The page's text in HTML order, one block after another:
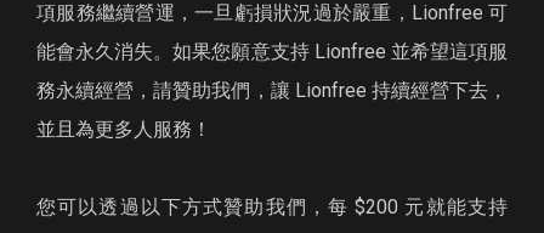
項服務繼續營運，一旦虧損狀況過於嚴重，Lionfree 可
能會永久消失。如果您願意支持 Lionfree 並希望這項服
務永續經營，請贊助我們，讓 Lionfree 持續經營下去，
並且為更多人服務！
您可以透過以下方式贊助我們，每 $200 元就能支持